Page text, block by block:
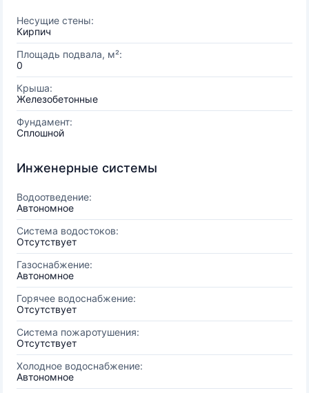
Несущие стены:
Кирпич
Площадь подвала, м²:
0
Крыша:
Железобетонные
Фундамент:
Сплошной
Инженерные системы
Водоотведение:
Автономное
Система водостоков:
Отсутствует
Газоснабжение:
Автономное
Горячее водоснабжение:
Отсутствует
Система пожаротушения:
Отсутствует
Холодное водоснабжение:
Автономное